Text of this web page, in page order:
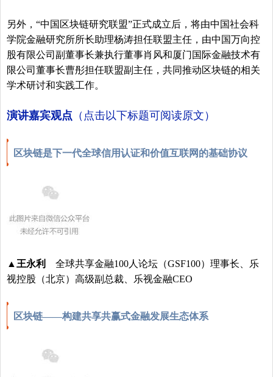
另外，“中国区块链研究联盟”正式成立后，将由中国社会科
学院金融研究所所长助理杨涛担任联盟主任，由中国万向控
股有限公司副董事长兼执行董事肖风和厦门国际金融技术有
限公司董事长曹彤担任联盟副主任，共同推动区块链的相关
学术研讨和实践工作。
演讲嘉宾观点 （点击以下标题可阅读原文）
区块链是下一代全球信用认证和价值互联网的基础协议
▲王永利
全球共享金融100人论坛（GSF100）理事长、乐
视控股（北京）高级副总裁、乐视金融CEO
区块链——构建共享共赢式金融发展生态体系